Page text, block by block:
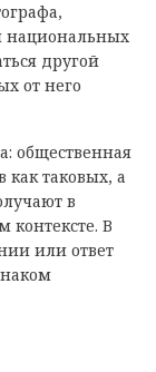
национальных
другой
от него
общественная
как таковых, а
в
контексте. В
или ответ